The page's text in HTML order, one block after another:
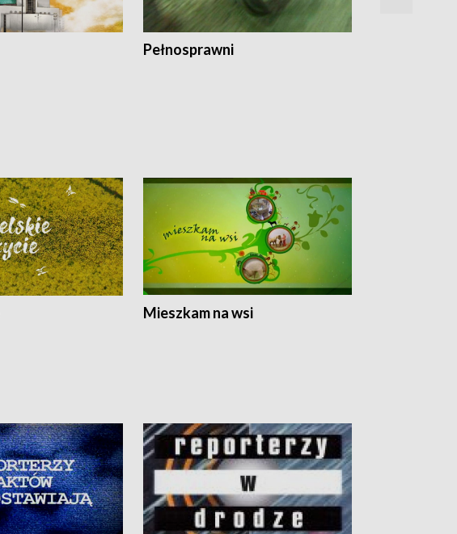
Pełnosprawni
Mieszkam na wsi